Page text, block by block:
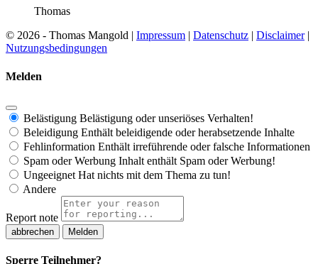
Thomas
© 2026 - Thomas Mangold | Impressum | Datenschutz | Disclaimer|
Nutzungsbedingungen
Melden
Belästigung Belästigung oder unseriöses Verhalten!
Beleidigung Enthält beleidigende oder herabsetzende Inhalte
Fehlinformation Enthält irreführende oder falsche Informationen
Spam oder Werbung Inhalt enthält Spam oder Werbung!
Ungeeignet Hat nichts mit dem Thema zu tun!
Andere
Report note
Melden
Sperre Teilnehmer?